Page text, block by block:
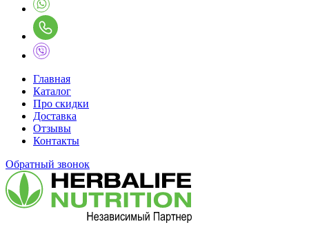
Главная
Каталог
Про скидки
Доставка
Отзывы
Контакты
Обратный звонок